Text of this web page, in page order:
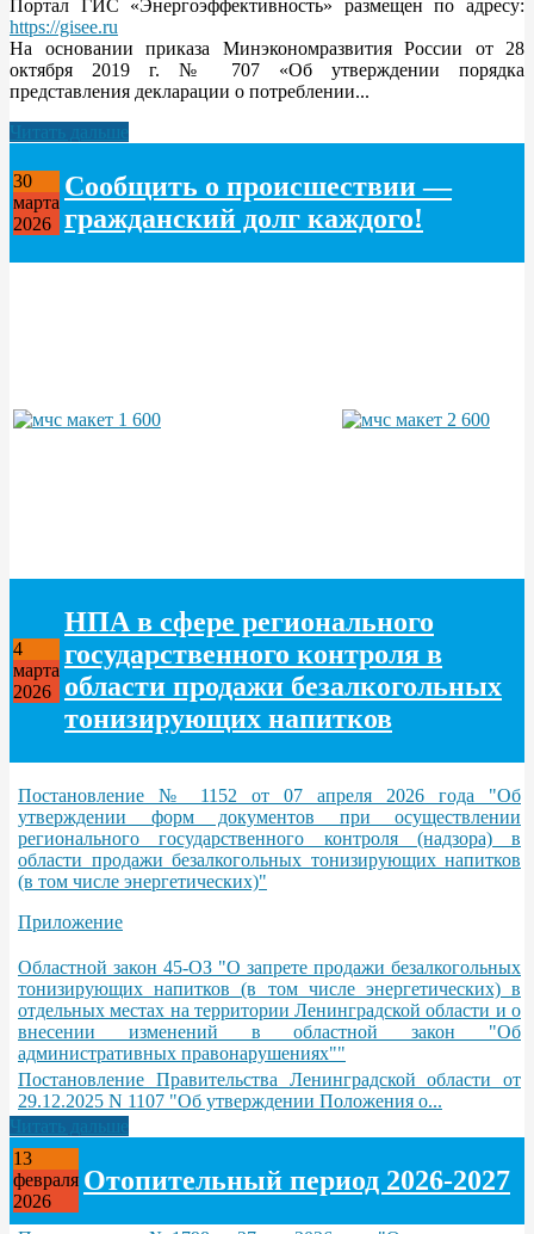
Портал ГИС «Энергоэффективность» размещен по адресу:
https://gisee.ru
На основании приказа Минэкономразвития России от 28
октября 2019 г. № 707 «Об утверждении порядка
представления декларации о потреблении...
Читать дальше
30
марта
2026
Сообщить о происшествии —
гражданский долг каждого!
4
марта
2026
НПА в сфере регионального
государственного контроля в
области продажи безалкогольных
тонизирующих напитков
Постановление № 1152 от 07 апреля 2026 года "Об
утверждении форм документов при осуществлении
регионального государственного контроля (надзора) в
области продажи безалкогольных тонизирующих напитков
(в том числе энергетических)"
Приложение
Областной закон 45-ОЗ "О запрете продажи безалкогольных
тонизирующих напитков (в том числе энергетических) в
отдельных местах на территории Ленинградской области и о
внесении изменений в областной закон "Об
административных правонарушениях""
Постановление Правительства Ленинградской области от
29.12.2025 N 1107 "Об утверждении Положения о...
Читать дальше
13
февраля
2026
Отопительный период 2026-2027